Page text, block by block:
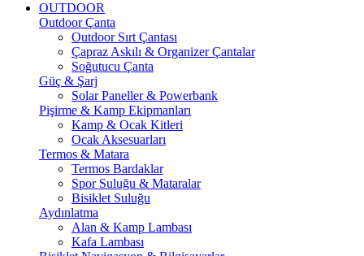
OUTDOOR
Outdoor Çanta
Outdoor Sırt Çantası
Çapraz Askılı & Organizer Çantalar
Soğutucu Çanta
Güç & Şarj
Solar Paneller & Powerbank
Pişirme & Kamp Ekipmanları
Kamp & Ocak Kitleri
Ocak Aksesuarları
Termos & Matara
Termos Bardaklar
Spor Suluğu & Mataralar
Bisiklet Suluğu
Aydınlatma
Alan & Kamp Lambası
Kafa Lambası